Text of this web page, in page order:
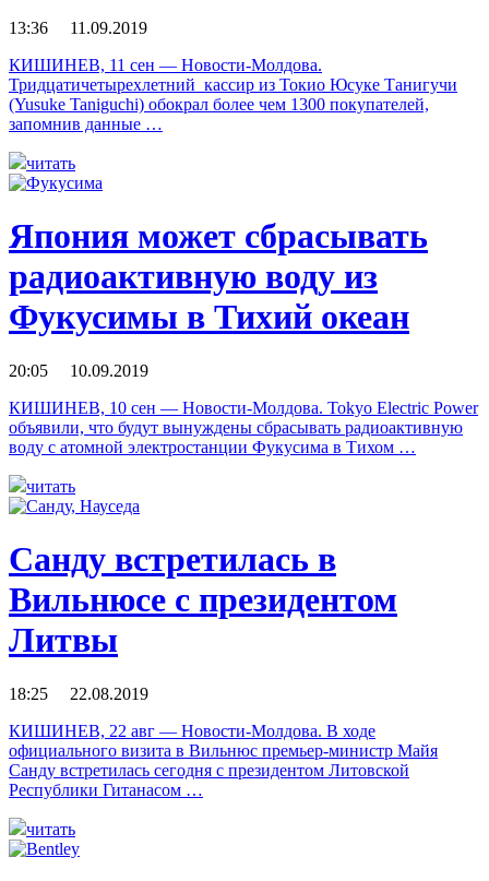
13:36 11.09.2019
КИШИНЕВ, 11 сен — Новости-Молдова.
Тридцатичетырехлетний кассир из Токио Юсуке Танигучи
(Yusuke Taniguchi) обокрал более чем 1300 покупателей,
запомнив данные …
читать
Япония может сбрасывать
радиоактивную воду из
Фукусимы в Тихий океан
20:05 10.09.2019
КИШИНЕВ, 10 сен — Новости-Молдова. Tokyo Electric Power
объявили, что будут вынуждены сбрасывать радиоактивную
воду с атомной электростанции Фукусима в Тихом …
читать
Санду встретилась в
Вильнюсе с президентом
Литвы
18:25 22.08.2019
КИШИНЕВ, 22 авг — Новости-Молдова. В ходе
официального визита в Вильнюс премьер-министр Майя
Санду встретилась сегодня с президентом Литовской
Республики Гитанасом …
читать